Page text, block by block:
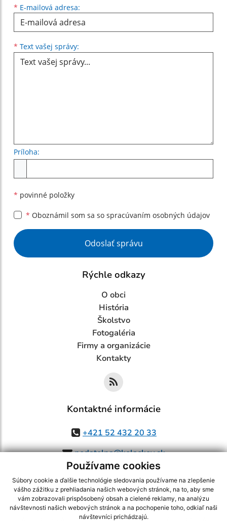
Používame cookies
Súbory cookie a ďalšie technológie sledovania používame na zlepšenie
vášho zážitku z prehliadania našich webových stránok, na to, aby sme
vám zobrazovali prispôsobený obsah a cielené reklamy, na analýzu
návštevnosti našich webových stránok a na pochopenie toho, odkiaľ naši
návštevníci prichádzajú.
* E-mailová adresa:
* Text vašej správy:
Príloha:
* povinné položky
* Oboznámil som sa so spracúvaním osobných údajov
Google reCaptcha Response
Odoslať správu
Rýchle odkazy
O obci
História
Školstvo
Fotogaléria
Firmy a organizácie
Kontakty
Kontaktné informácie
+421 52 432 20 33
podatelna@kolackov.sk
využite možnosť získavania aktuálnych informácií s využitím RSS
CMS systém (redakčný) systém ECHELON 2,Mapa stránok,web portál
webex.digital, s.r.o.,domény,registrácia domény